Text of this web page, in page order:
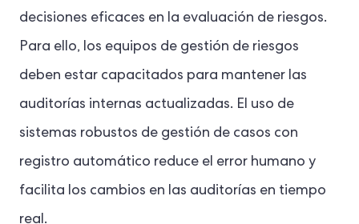
decisiones eficaces en la evaluación de riesgos.
Para ello, los equipos de gestión de riesgos
deben estar capacitados para mantener las
auditorías internas actualizadas. El uso de
sistemas robustos de gestión de casos con
registro automático reduce el error humano y
facilita los cambios en las auditorías en tiempo
real.